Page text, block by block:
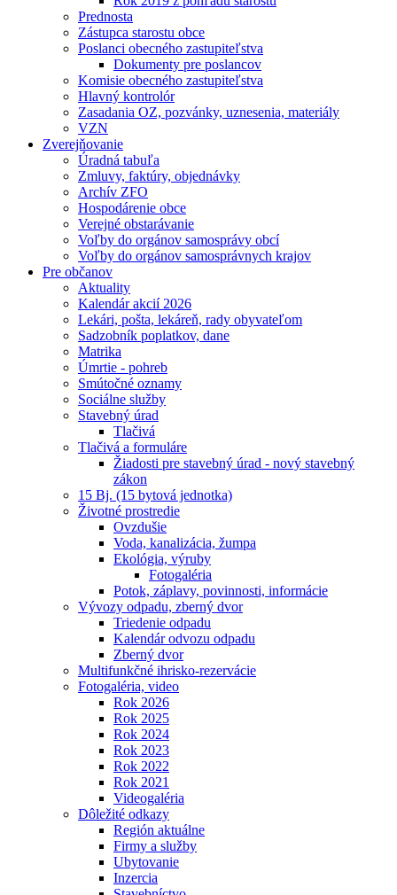
Prednosta
Zástupca starostu obce
Poslanci obecného zastupiteľstva
Dokumenty pre poslancov
Komisie obecného zastupiteľstva
Hlavný kontrolór
Zasadania OZ, pozvánky, uznesenia, materiály
VZN
Zverejňovanie
Úradná tabuľa
Zmluvy, faktúry, objednávky
Archív ZFO
Hospodárenie obce
Verejné obstarávanie
Voľby do orgánov samosprávy obcí
Voľby do orgánov samosprávnych krajov
Pre občanov
Aktuality
Kalendár akcií 2026
Lekári, pošta, lekáreň, rady obyvateľom
Sadzobník poplatkov, dane
Matrika
Úmrtie - pohreb
Smútočné oznamy
Sociálne služby
Stavebný úrad
Tlačivá
Tlačivá a formuláre
Žiadosti pre stavebný úrad - nový stavebný
zákon
15 Bj. (15 bytová jednotka)
Životné prostredie
Ovzdušie
Voda, kanalizácia, žumpa
Ekológia, výruby
Fotogaléria
Potok, záplavy, povinnosti, informácie
Vývozy odpadu, zberný dvor
Triedenie odpadu
Kalendár odvozu odpadu
Zberný dvor
Multifunkčné ihrisko-rezervácie
Fotogaléria, video
Rok 2026
Rok 2025
Rok 2024
Rok 2023
Rok 2022
Rok 2021
Videogaléria
Dôležité odkazy
Región aktuálne
Firmy a služby
Ubytovanie
Inzercia